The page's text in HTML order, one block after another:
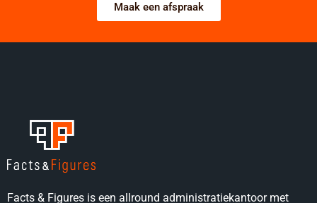
Maak een afspraak
Facts & Figures is een allround administratiekantoor met